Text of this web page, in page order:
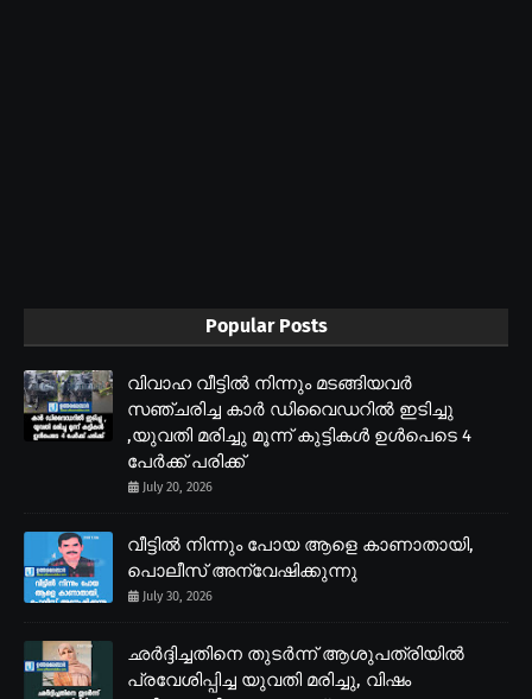
Popular Posts
വിവാഹ വീട്ടിൽ നിന്നും മടങ്ങിയവർ
സഞ്ചരിച്ച കാർ ഡിവൈഡറിൽ ഇടിച്ചു
,യുവതി മരിച്ചു മൂന്ന് കുട്ടികൾ ഉൾപെടെ 4
പേർക്ക് പരിക്ക്
July 20, 2026
വീട്ടിൽ നിന്നും പോയ ആളെ കാണാതായി,
പൊലീസ് അന്വേഷിക്കുന്നു
July 30, 2026
ഛർദ്ദിച്ചതിനെ തുടർന്ന് ആശുപത്രിയിൽ
പ്രവേശിപ്പിച്ച യുവതി മരിച്ചു, വിഷം